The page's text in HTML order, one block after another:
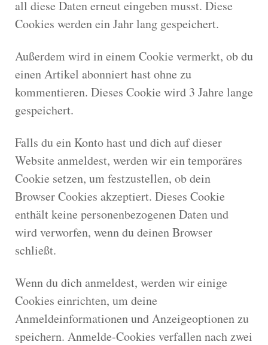
all diese Daten erneut eingeben musst. Diese
Cookies werden ein Jahr lang gespeichert.
Außerdem wird in einem Cookie vermerkt, ob du
einen Artikel abonniert hast ohne zu
kommentieren. Dieses Cookie wird 3 Jahre lange
gespeichert.
Falls du ein Konto hast und dich auf dieser
Website anmeldest, werden wir ein temporäres
Cookie setzen, um festzustellen, ob dein
Browser Cookies akzeptiert. Dieses Cookie
enthält keine personenbezogenen Daten und
wird verworfen, wenn du deinen Browser
schließt.
Wenn du dich anmeldest, werden wir einige
Cookies einrichten, um deine
Anmeldeinformationen und Anzeigeoptionen zu
speichern. Anmelde-Cookies verfallen nach zwei